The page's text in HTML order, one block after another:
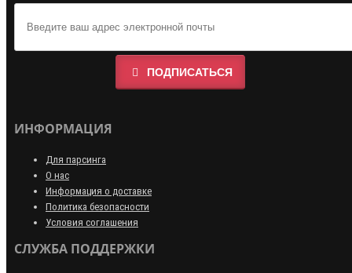
ПОДПИСАТЬСЯ
ИНФОРМАЦИЯ
Для парсинга
О нас
Информация о доставке
Политика безопасности
Условия соглашения
СЛУЖБА ПОДДЕРЖКИ